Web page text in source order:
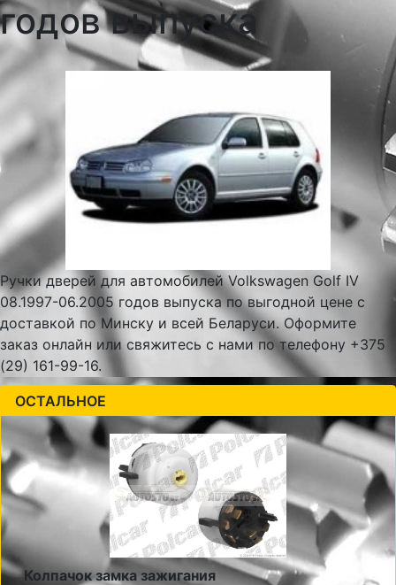
годов выпуска
Ручки дверей для автомобилей Volkswagen Golf IV
08.1997-06.2005 годов выпуска по выгодной цене с
доставкой по Минску и всей Беларуси. Оформите
заказ онлайн или свяжитесь с нами по телефону +375
(29) 161-99-16.
ОСТАЛЬНОЕ
Колпачок замка зажигания